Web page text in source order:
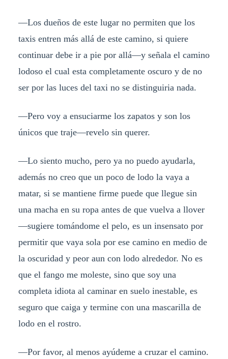
—Los dueños de este lugar no permiten que los
taxis entren más allá de este camino, si quiere
continuar debe ir a pie por allá—y señala el camino
lodoso el cual esta completamente oscuro y de no
ser por las luces del taxi no se distinguiria nada.
—Pero voy a ensuciarme los zapatos y son los
únicos que traje—revelo sin querer.
—Lo siento mucho, pero ya no puedo ayudarla,
además no creo que un poco de lodo la vaya a
matar, si se mantiene firme puede que llegue sin
una macha en su ropa antes de que vuelva a llover
—sugiere tomándome el pelo, es un insensato por
permitir que vaya sola por ese camino en medio de
la oscuridad y peor aun con lodo alrededor. No es
que el fango me moleste, sino que soy una
completa idiota al caminar en suelo inestable, es
seguro que caiga y termine con una mascarilla de
lodo en el rostro.
—Por favor, al menos ayúdeme a cruzar el camino.